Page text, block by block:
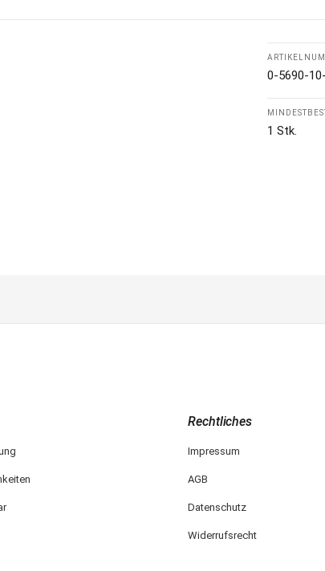
0-5690-
1 Stk.
Rechtliches
Impressum
AGB
Datenschutz
Widerrufsrecht